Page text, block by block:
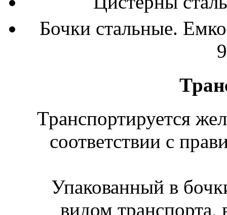
Бочки стальные.
Транспортируется
соответствии с
Упакованный в
видом транспорта,